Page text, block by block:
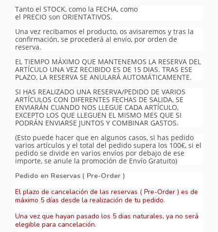
Tanto el STOCK, como la FECHA, como
el PRECIO son ORIENTATIVOS.
Una vez recibamos el producto, os avisaremos y tras la
confirmación, se procederá al envío, por orden de
reserva.
EL TIEMPO MÁXIMO QUE MANTENEMOS LA RESERVA DEL
ARTÍCULO UNA VEZ RECIBIDO ES DE 15 DIAS. TRAS ESE
PLAZO, LA RESERVA SE ANULARÁ AUTOMÁTICAMENTE.
SI HAS REALIZADO UNA RESERVA/PEDIDO DE VARIOS
ARTÍCULOS CON DIFERENTES FECHAS DE SALIDA, SE
ENVIARÁN CUANDO NOS LLEGUE CADA ARTÍCULO,
EXCEPTO LOS QUE LLEGUEN EL MISMO MES QUE SI
PODRÁN ENVIARSE JUNTOS Y COMBINAR GASTOS.
(Esto puede hacer que en algunos casos, si has pedido
varios artículos y el total del pedido supera los 100€, si el
pedido se divide en varios envíos por debajo de ese
importe, se anule la promoción de Envío Gratuito)
Pedido en Reservas ( Pre-Order )
El plazo de cancelación de las reservas ( Pre-Order ) es de
máximo 5 días desde la realización de tu pedido.
Una vez que hayan pasado los 5 dias naturales, ya no será
elegible para cancelación.